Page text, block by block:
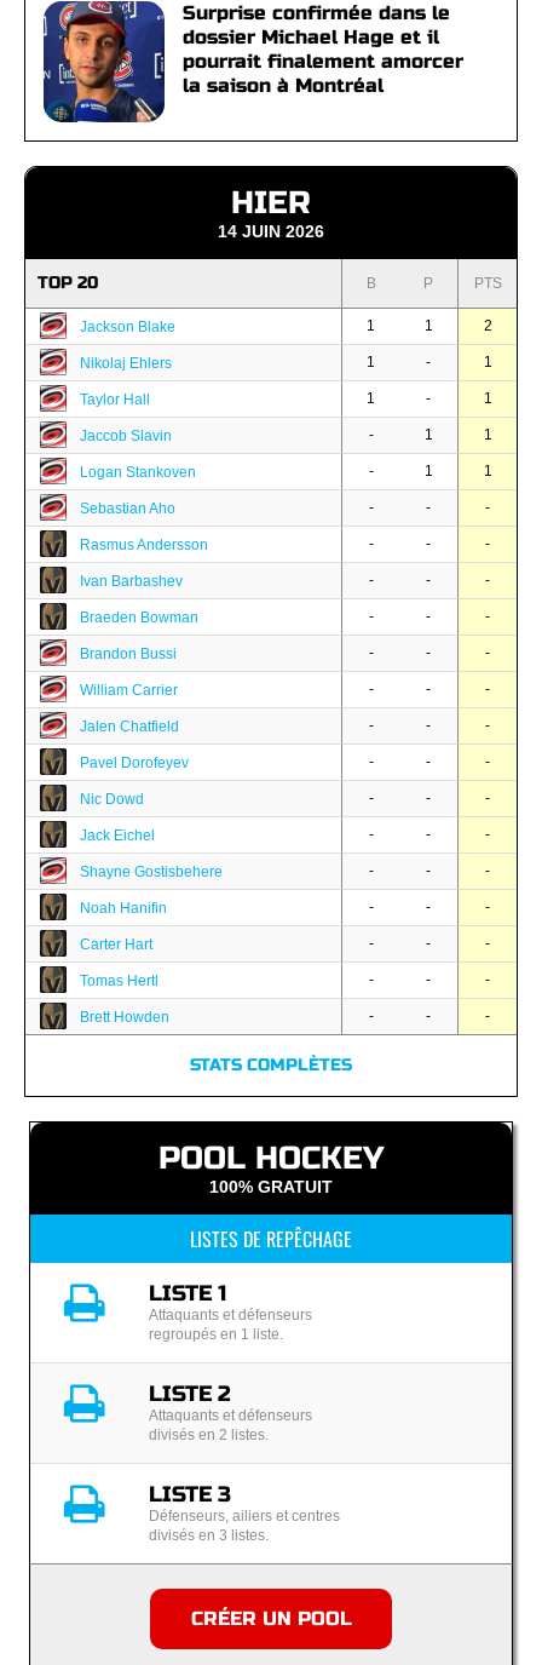
Surprise confirmée dans le
dossier Michael Hage et il
pourrait finalement amorcer
la saison à Montréal
HIER
14 JUIN 2026
TOP 20 B P PTS
Jackson Blake 1 1 2
Nikolaj Ehlers 1 - 1
Taylor Hall 1 - 1
Jaccob Slavin - 1 1
Logan Stankoven - 1 1
Sebastian Aho - - -
Rasmus Andersson - - -
Ivan Barbashev - - -
Braeden Bowman - - -
Brandon Bussi - - -
William Carrier - - -
Jalen Chatfield - - -
Pavel Dorofeyev - - -
Nic Dowd - - -
Jack Eichel - - -
Shayne Gostisbehere - - -
Noah Hanifin - - -
Carter Hart - - -
Tomas Hertl - - -
Brett Howden - - -
STATS COMPLÈTES
POOL HOCKEY
100% GRATUIT
LISTES DE REPÊCHAGE
LISTE 1
Attaquants et défenseurs
regroupés en 1 liste.
LISTE 2
Attaquants et défenseurs
divisés en 2 listes.
LISTE 3
Défenseurs, ailiers et centres
divisés en 3 listes.
CRÉER UN POOL